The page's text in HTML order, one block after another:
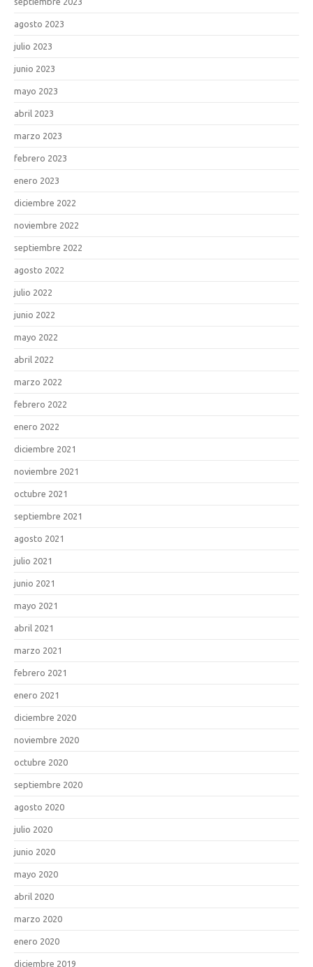
agosto 2023
julio 2023
junio 2023
mayo 2023
abril 2023
marzo 2023
febrero 2023
enero 2023
diciembre 2022
noviembre 2022
septiembre 2022
agosto 2022
julio 2022
junio 2022
mayo 2022
abril 2022
marzo 2022
febrero 2022
enero 2022
diciembre 2021
noviembre 2021
octubre 2021
septiembre 2021
agosto 2021
julio 2021
junio 2021
mayo 2021
abril 2021
marzo 2021
febrero 2021
enero 2021
diciembre 2020
noviembre 2020
octubre 2020
septiembre 2020
agosto 2020
julio 2020
junio 2020
mayo 2020
abril 2020
marzo 2020
enero 2020
diciembre 2019